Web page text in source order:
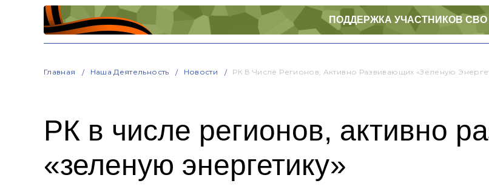
ПОДДЕРЖКА УЧАСТНИКОВ СВО
Главная Наша Деятельность Новости РК В Числе Регионов, Активно Развивающих «зеленую
РК в числе регионов, активно
«зеленую энергетику»